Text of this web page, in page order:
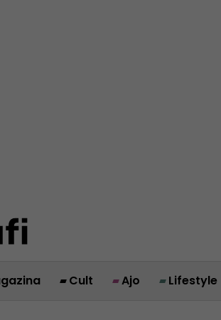
Cult Ajo Lifestyle